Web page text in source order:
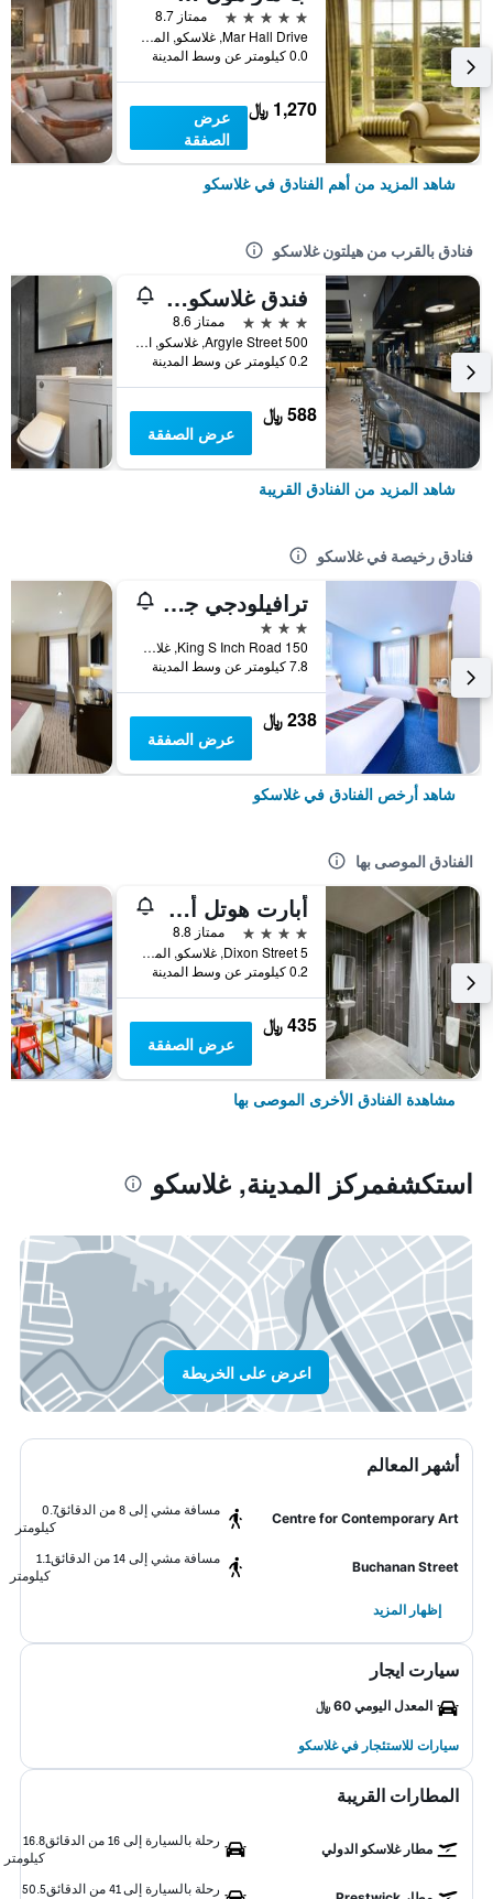
5 نجوم
ممتاز 8.7
Mar Hall Drive, غلاسكو, المملكة المتحدة
0.0 كيلومتر عن وسط المدينة
1,270 ﷼
عرض
الصفقة
شاهد المزيد من أهم الفنادق في غلاسكو
فنادق بالقرب من هيلتون غلاسكو
فندق غلاسكو ماريوت
4 نجوم
ممتاز 8.6
500 Argyle Street, غلاسكو, المملكة المتحدة
0.2 كيلومتر عن وسط المدينة
588 ﷼
عرض الصفقة
شاهد المزيد من الفنادق القريبة
فنادق رخيصة في غلاسكو
ترافيلودجي جلاسكو برادهيد
3 نجوم
King S Inch Road 150, غلاسكو, المملكة المتحدة
7.8 كيلومتر عن وسط المدينة
238 ﷼
عرض الصفقة
شاهد أرخص الفنادق في غلاسكو
الفنادق الموصى بها
أبارت هوتل أداجيو جلاسجو سنترال
4 نجوم
ممتاز 8.8
5 Dixon Street, غلاسكو, المملكة المتحدة
0.2 كيلومتر عن وسط المدينة
435 ﷼
عرض الصفقة
مشاهدة الفنادق الأخرى الموصى بها
استكشفمركز المدينة, غلاسكو
اعرض على الخريطة
أشهر المعالم
Centre for Contemporary Art
مسافة مشي إلى 8 من الدقائق
0.7
كيلومتر
Buchanan Street
مسافة مشي إلى 14 من الدقائق
1.1
كيلومتر
إظهار المزيد
سيارت ايجار
المعدل اليومي 60 ﷼
سيارات للاستئجار في غلاسكو
المطارات القريبة
مطار غلاسكو الدولي
رحلة بالسيارة إلى 16 من الدقائق
16.8
كيلومتر
رحلة بالسيارة إلى 41 من الدقائق
50.5